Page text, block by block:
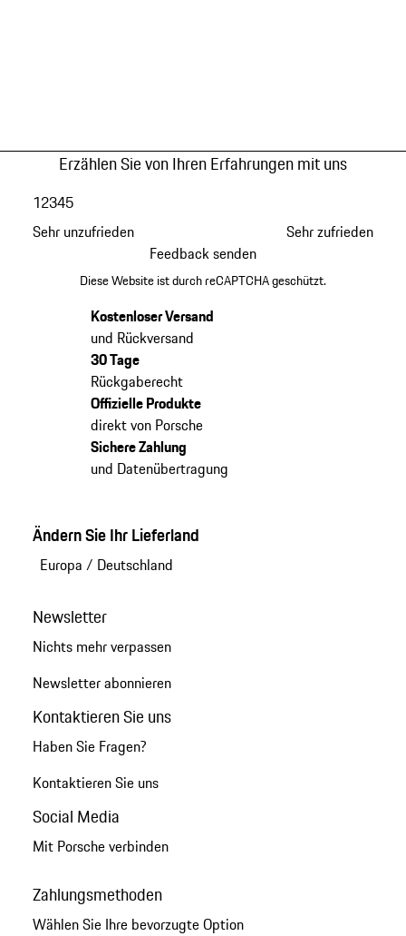
Erzählen Sie von Ihren Erfahrungen mit uns
Sehr unzufrieden
12345
Sehr zufrieden
Feedback senden
Diese Website ist durch reCAPTCHA geschützt.
Kostenloser Versand
und Rückversand
30 Tage
Rückgaberecht
Offizielle Produkte
direkt von Porsche
Sichere Zahlung
und Datenübertragung
Ändern Sie Ihr Lieferland
Europa / Deutschland
Newsletter
Nichts mehr verpassen
Newsletter abonnieren
Kontaktieren Sie uns
Haben Sie Fragen?
Kontaktieren Sie uns
Social Media
Mit Porsche verbinden
Zahlungsmethoden
Wählen Sie Ihre bevorzugte Option